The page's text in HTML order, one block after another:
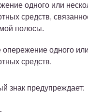
одного или
средств,
полосы.
одного
средств.
знак предупреждает: